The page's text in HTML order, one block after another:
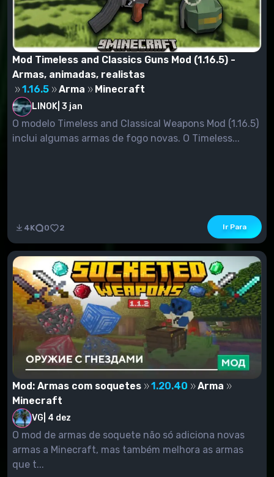
Mod Timeless and Classics Guns Mod (1.16.5) -
Armas, animadas, realistas
1.16.5
Arma Minecraft
LINOK 3 jan
O modelo Timeless and Classical Weapons Mod (1.16.5)
inclui algumas armas de fogo novas. O Timeless...
4K 0 2 Ir Para
Mod: Armas com soquetes 1.20.40
Arma
Minecraft
VG 4 dez
O mod de armas de soquete não só adiciona novas
armas a Minecraft, mas também melhora as armas
que t...